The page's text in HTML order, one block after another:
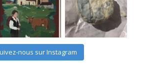
nous sur Instagram